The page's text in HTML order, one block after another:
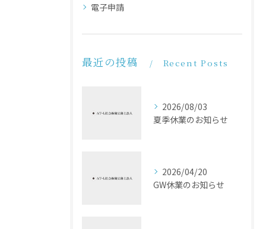
電子申請
最近の投稿 Recent Posts
2026/08/03
夏季休業のお知らせ
2026/04/20
GW休業のお知らせ